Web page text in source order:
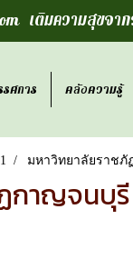
เติมความสุขจา
ศการ คลังความรู้
มหาวิทยาลัยราชภั
กาญจนบุรี